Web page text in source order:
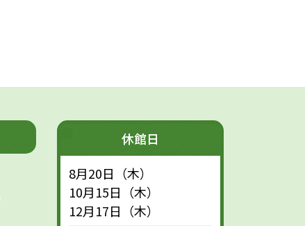
休館日
8月20日（木）
10月15日（木）
12月17日（木）